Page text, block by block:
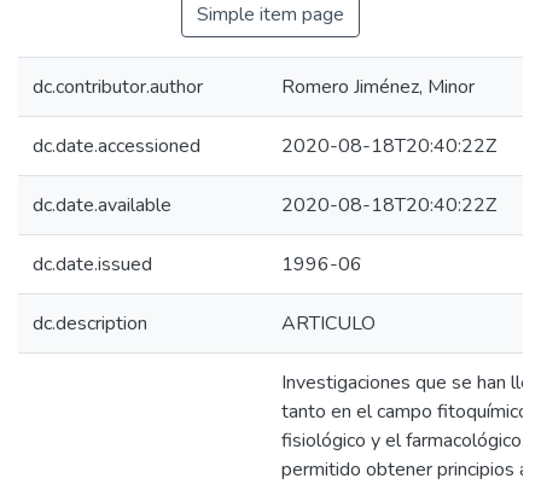
Simple item page
dc.contributor.author Romero Jiménez, Minor
dc.date.accessioned 2020-08-18T20:40:22Z
dc.date.available 2020-08-18T20:40:22Z
dc.date.issued 1996-06
dc.description ARTICULO
Investigaciones que se han
tanto en el campo fitoquímico,
fisiológico y el farmacológico,
permitido obtener principios